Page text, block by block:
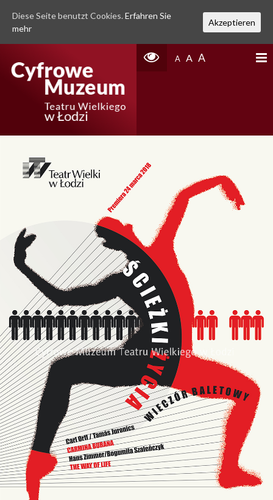
A A A
Diese Seite benutzt Cookies. Erfahren Sie
mehr
Akzeptieren